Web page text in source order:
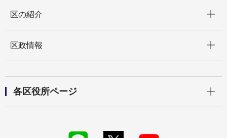
区の紹介
区政情報
各区役所ページ